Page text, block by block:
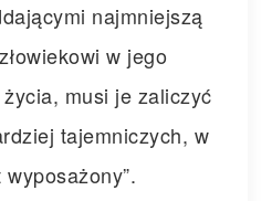
najmniejszą
w jego
musi je zaliczyć
tajemniczych, w